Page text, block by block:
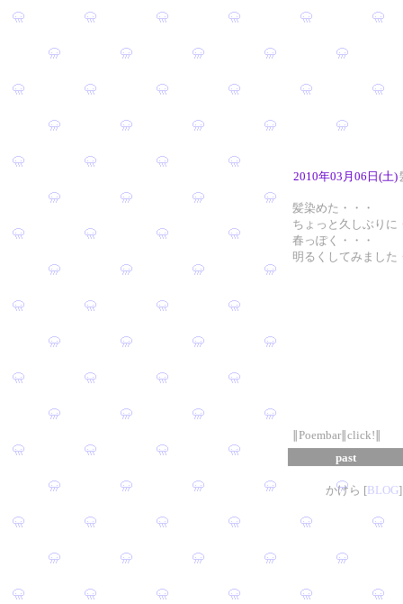
2010年03月06日(土)
髪染めた・・・
ちょっと久しぶりに
春っぽく・・・
明るくしてみました
∥Poembar∥click!∥
past
かけら [BLOG